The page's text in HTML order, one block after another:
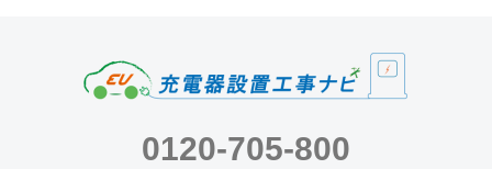
0120-705-800